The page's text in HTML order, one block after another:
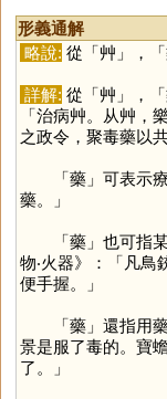
形義通解
略說: 從「艸 」，「
詳解: 從「艸 」，「
「治病艸。从艸，
之政令，聚毒藥以
「藥」可表示
藥。」
「藥」也可指
物‧火器》：「凡鳥
便手握。」
「藥」還指用
景是服了毒的。寶
了。」